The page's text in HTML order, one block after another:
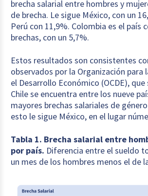
brecha salarial entre hombres y
de brecha. Le sigue México, con un
Perú con 11,9%. Colombia es el país
brechas, con un 5,7%.
Estos resultados son consistentes
observados por la Organización para
el Desarrollo Económico (OCDE), que
Chile se encuentra entre los nueve
mayores brechas salariales de género
esto le sigue México, en el lugar
Tabla 1. Brecha salarial entre
por país. Diferencia entre el sueldo
un mes de los hombres menos el de